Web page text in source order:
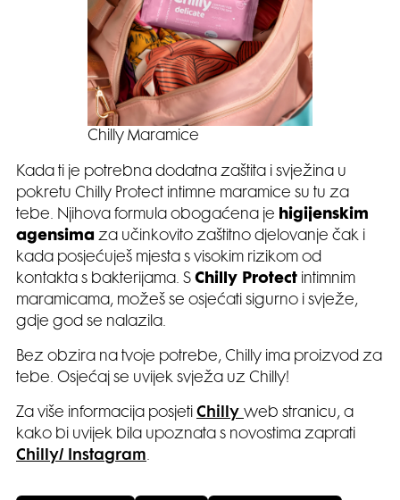
Chilly Maramice
Kada ti je potrebna dodatna zaštita i svježina u
pokretu Chilly Protect intimne maramice su tu za
tebe. Njihova formula obogaćena je higijenskim
agensima za učinkovito zaštitno djelovanje čak i
kada posjećuješ mjesta s visokim rizikom od
kontakta s bakterijama. S Chilly Protect intimnim
maramicama, možeš se osjećati sigurno i svježe,
gdje god se nalazila.
Bez obzira na tvoje potrebe, Chilly ima proizvod za
tebe. Osjećaj se uvijek svježa uz Chilly!
Za više informacija posjeti Chilly web stranicu, a
kako bi uvijek bila upoznata s novostima zaprati
Chilly/ Instagram.